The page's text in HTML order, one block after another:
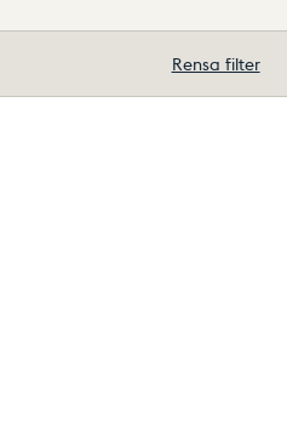
Rensa filter